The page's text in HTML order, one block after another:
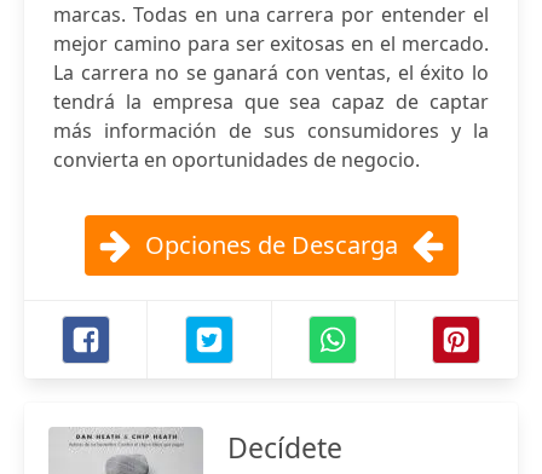
marcas. Todas en una carrera por entender el
mejor camino para ser exitosas en el mercado.
La carrera no se ganará con ventas, el éxito lo
tendrá la empresa que sea capaz de captar
más información de sus consumidores y la
convierta en oportunidades de negocio.
Opciones de Descarga
Decídete